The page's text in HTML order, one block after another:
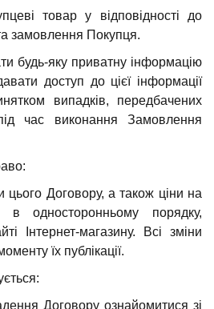
товар у відповідності до
замовлення Покупця.
будь-яку приватну інформацію
доступ до цієї інформації
випадків, передбачених
час виконання Замовлення
Договору, а також ціни на
односторонньому порядку,
Інтернет-магазину. Всі зміни
їх публікації.
Договору ознайомитися зі